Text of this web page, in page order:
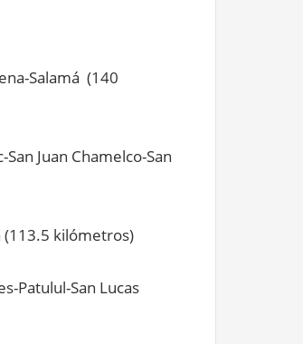
Salamá (140
Juan Chamelco-San
(113.5 kilómetros)
Patulul-San Lucas